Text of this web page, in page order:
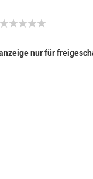
nur für